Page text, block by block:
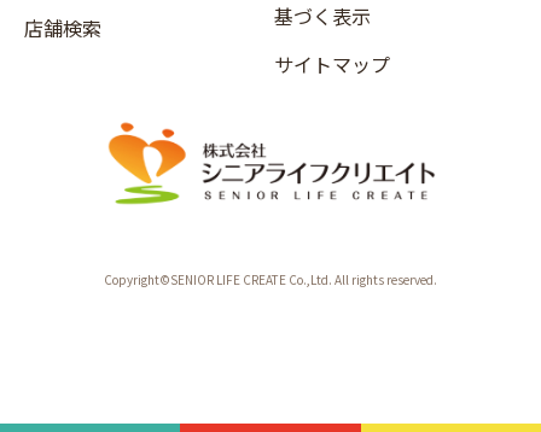
店舗検索
基づく表示
サイトマップ
Copyright©SENIOR LIFE CREATE Co.,Ltd. All rights reserved.